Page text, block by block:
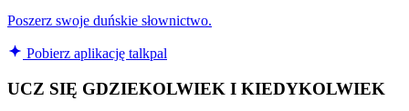
Poszerz swoje duńskie słownictwo.
Pobierz aplikację talkpal
UCZ SIĘ GDZIEKOLWIEK I KIEDYKOLWIEK